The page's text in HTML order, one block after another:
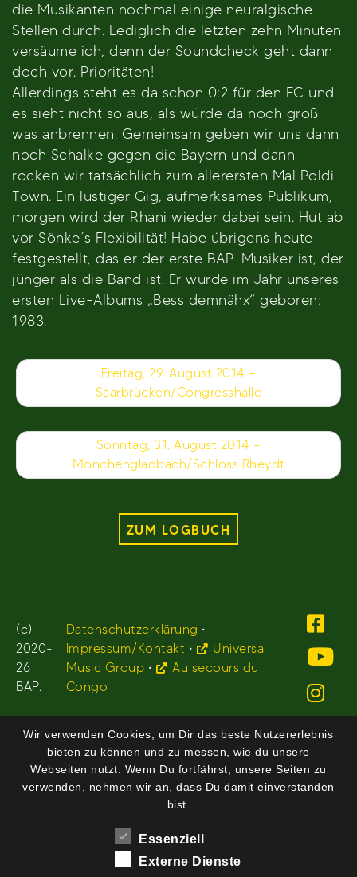
die Musikanten nochmal einige neuralgische
Stellen durch. Lediglich die letzten zehn Minuten
versäume ich, denn der Soundcheck geht dann
doch vor. Prioritäten!
Allerdings steht es da schon 0:2 für den FC und
es sieht nicht so aus, als würde da noch groß
was anbrennen. Gemeinsam geben wir uns dann
noch Schalke gegen die Bayern und dann
rocken wir tatsächlich zum allerersten Mal Poldi-
Town. Ein lustiger Gig, aufmerksames Publikum,
morgen wird der Rhani wieder dabei sein. Hut ab
vor Sönke´s Flexibilität! Habe übrigens heute
festgestellt, das er der erste BAP-Musiker ist, der
jünger als die Band ist. Er wurde im Jahr unseres
ersten Live-Albums „Bess demnähx“ geboren:
1983.
Beitragsnavigation
Freitag, 29. August 2014 –
Saarbrücken/Congresshalle
Sonntag, 31. August 2014 –
Mönchengladbach/Schloss Rheydt
ZUM LOGBUCH
(c)
2020-
26
BAP.
Datenschutzerklärung •
Impressum/Kontakt •
Universal
Music Group •
Au secours du
Congo
Wir verwenden Cookies, um Dir das beste Nutzererlebnis
bieten zu können und zu messen, wie du unsere
Webseiten nutzt. Wenn Du fortfährst, unsere Seiten zu
verwenden, nehmen wir an, dass Du damit einverstanden
bist.
Essenziell
Externe Dienste